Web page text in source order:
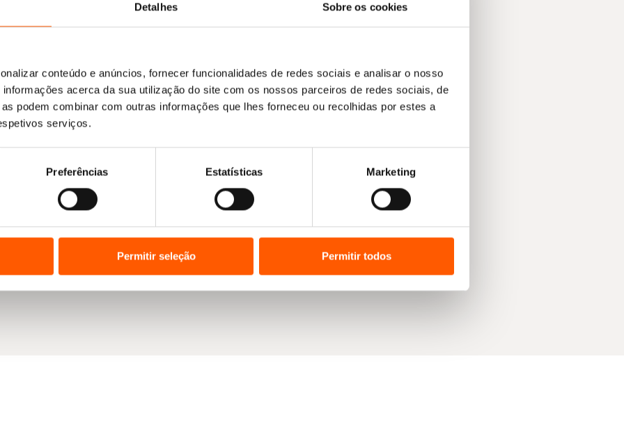
Detalhes Sobre os cookies
conteúdo e anúncios, fornecer funcionalidades de redes sociais e analisar o nosso
informações acerca da sua utilização do site com os nossos parceiros de redes sociais, de
podem combinar com outras informações que lhes forneceu ou recolhidas por estes a
serviços.
Preferências Estatísticas Marketing
Permitir seleção Permitir todos